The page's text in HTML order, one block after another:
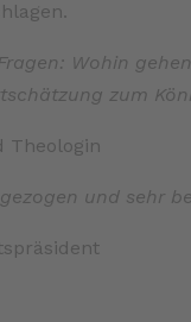
Wohin
zum
Theologin
und sehr